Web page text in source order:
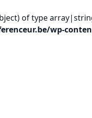
of type
wp-